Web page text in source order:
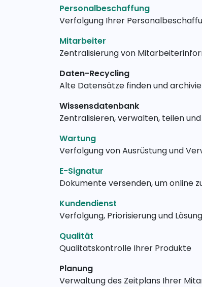
Personalbeschaffung
Verfolgung Ihrer
Mitarbeiter
Zentralisierung von
Daten-Recycling
Alte Datensätze finden und
Wissensdatenbank
Zentralisieren, verwalten, teilen
Wartung
Verfolgung von Ausrüstung und
E-Signatur
Dokumente versenden, um online
Kundendienst
Verfolgung, Priorisierung und
Qualität
Qualitätskontrolle Ihrer Produkte
Planung
Verwaltung des Zeitplans Ihrer